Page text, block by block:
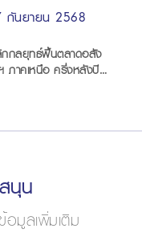
กันยายน 2568
กลยุทธ์ฟื้นตลาดอสัง
ภาคเหนือ ครึ่งหลังปี
นุน
มูลเพิ่มเติม